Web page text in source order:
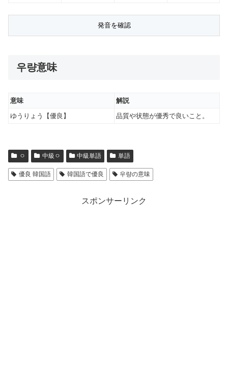
우량意味
意味
解説
ゆうりょう【優良】
品質や状態が優秀で良いこと。
ㅇ 中級ㅇ 中級単語 単語
優良 韓国語 韓国語で優良 우량の意味
スポンサーリンク